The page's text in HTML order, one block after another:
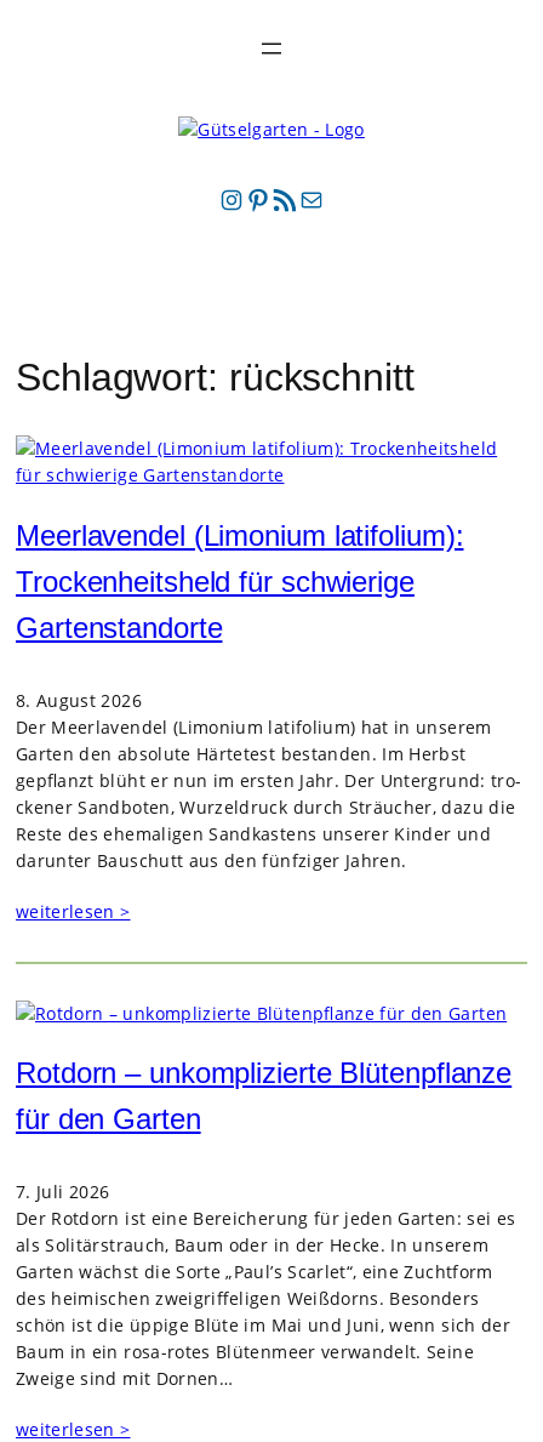
Instagram
Pinterest
RSS-Feed
E-Mail
Schlagwort: rückschnitt
Meerlavendel (Limonium latifolium):
Trockenheitsheld für schwierige
Gartenstandorte
8. August 2026
Der Meer­la­ven­del (Limo­nium lati­fo­lium) hat in unse­rem
Gar­ten den abso­lute Här­te­test bestan­den. Im Herbst
gepflanzt blüht er nun im ers­ten Jahr. Der Unter­grund: tro­
cke­ner Sand­bo­ten, Wur­zel­druck durch Sträu­cher, dazu die
Reste des ehe­ma­li­gen Sand­kas­tens unse­rer Kin­der und
dar­un­ter Bau­schutt aus den fünf­zi­ger Jah­ren.
weiterlesen >
Rotdorn – unkomplizierte Blütenpflanze
für den Garten
7. Juli 2026
Der Rot­dorn ist eine Berei­che­rung für jeden Gar­ten: sei es
als Soli­tär­strauch, Baum oder in der Hecke. In unse­rem
Gar­ten wächst die Sorte „Paul’s Scar­let“, eine Zucht­form
des hei­mi­schen zwei­grif­fe­li­gen Weiß­dorns. Beson­ders
schön ist die üppige Blüte im Mai und Juni, wenn sich der
Baum in ein rosa-rotes Blü­ten­meer ver­wan­delt. Seine
Zweige sind mit Dor­nen…
weiterlesen >